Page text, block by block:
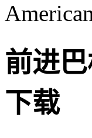
前进
下载